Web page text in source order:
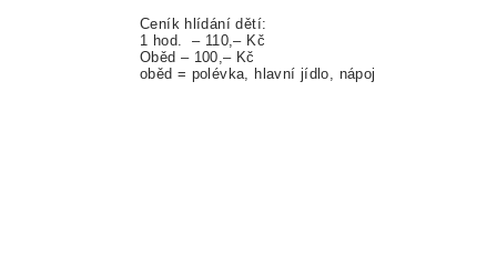
Ceník hlídání dětí:
1 hod. – 110,– Kč
Oběd – 100,– Kč
oběd = polévka, hlavní jídlo, nápoj